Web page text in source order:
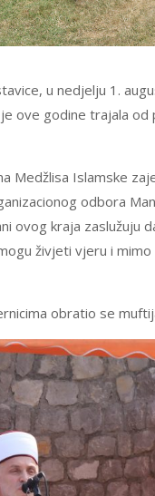
u nedjelju 1.
je ove godine trajala
Medžlisa Islamske
odbora
ovog kraja zaslužuju
živjeti vjeru i
obratio se